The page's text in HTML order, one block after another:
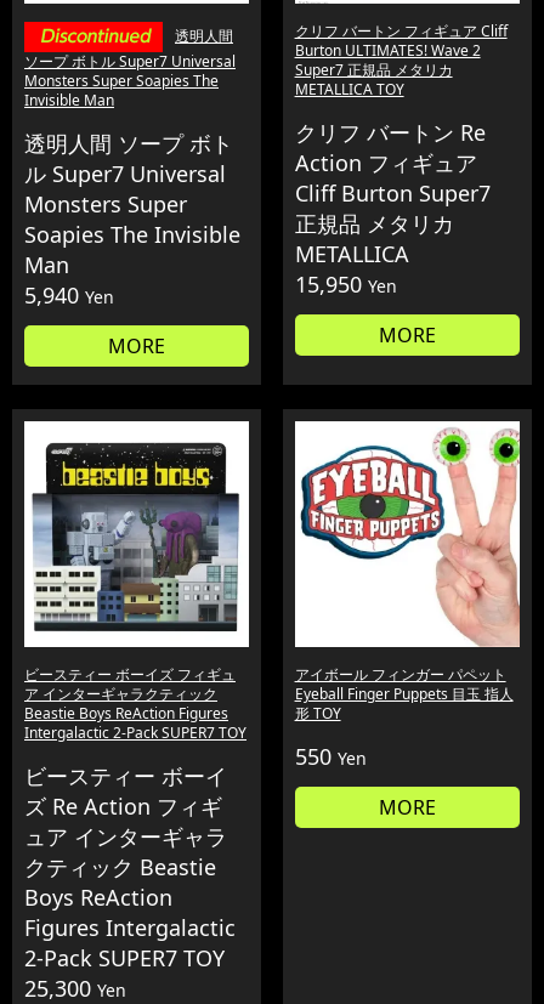
透明人間
ソープ ボトル Super7 Universal
Monsters Super Soapies The
Invisible Man
透明人間 ソープ ボト
ル Super7 Universal
Monsters Super
Soapies The Invisible
Man
5,940 Yen
MORE
クリフ バートン フィギュア Cliff
Burton ULTIMATES! Wave 2
Super7 正規品 メタリカ
METALLICA TOY
クリフ バートン Re
Action フィギュア
Cliff Burton Super7
正規品 メタリカ
METALLICA
15,950 Yen
MORE
ビースティー ボーイズ フィギュ
ア インターギャラクティック
Beastie Boys ReAction Figures
Intergalactic 2-Pack SUPER7 TOY
ビースティー ボーイ
ズ Re Action フィギ
ュア インターギャラ
クティック Beastie
Boys ReAction
Figures Intergalactic
2-Pack SUPER7 TOY
25,300 Yen
アイボール フィンガー パペット
Eyeball Finger Puppets 目玉 指人
形 TOY
550 Yen
MORE